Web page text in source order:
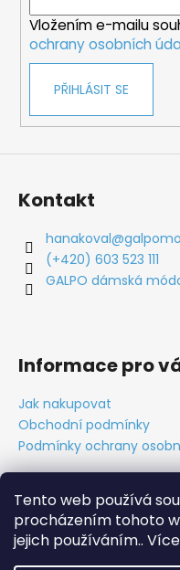
Tento web používá
procházením tohoto
jejich používáním..
Vložením e-mailu
ochrany osobních
PŘIHLÁSIT SE
Kontakt
hanakoval@
(+420) 603 523 111
GALPO dámská
Informace pro
Jak nakupovat
Obchodní podmínky
Podmínky ochrany
Obchodní
Tabulky velikostí